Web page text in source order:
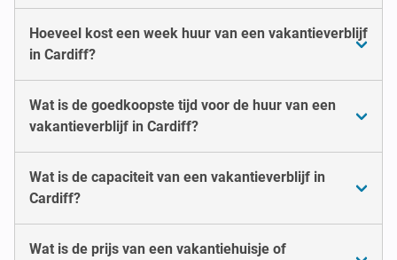
Hoeveel kost een week huur van een vakantieverblijf
in Cardiff?
Wat is de goedkoopste tijd voor de huur van een
vakantieverblijf in Cardiff?
Wat is de capaciteit van een vakantieverblijf in
Cardiff?
Wat is de prijs van een vakantiehuisje of